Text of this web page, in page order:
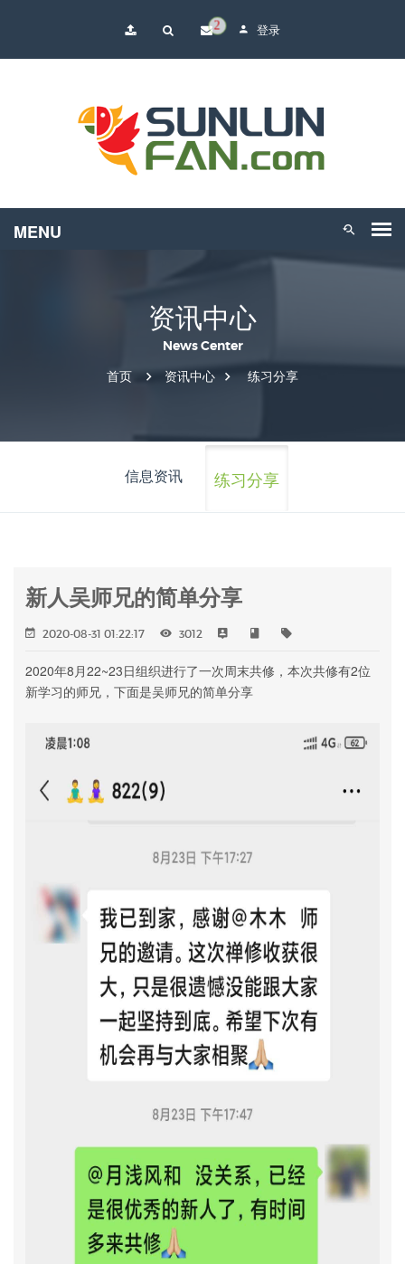
2 登录
资讯中心
News Center
首页
资讯中心 练习分享
信息资讯 练习分享
新人吴师兄的简单分享
2020-08-31 01:22:17 3012
2020年8月22~23日组织进行了一次周末共修，本次共修有2位
新学习的师兄，下面是吴师兄的简单分享